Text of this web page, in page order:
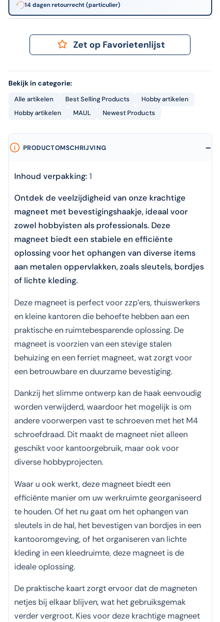
14 dagen retourrecht (particulier)
Zet op Favorietenlijst
Bekijk in categorie:
Alle artikelen Best Selling Products
Hobby artikelen
Hobby artikelen
MAUL Newest Products
PRODUCTOMSCHRIJVING
Inhoud verpakking: 1
Ontdek de veelzijdigheid van onze krachtige
magneet met bevestigingshaakje, ideaal voor
zowel hobbyisten als professionals. Deze
magneet biedt een stabiele en efficiënte
oplossing voor het ophangen van diverse items
aan metalen oppervlakken, zoals sleutels, bordjes
of lichte kleding.
Deze magneet is perfect voor zzp’ers, thuiswerkers
en kleine kantoren die behoefte hebben aan een
praktische en ruimtebesparende oplossing. De
magneet is voorzien van een stevige stalen
behuizing en een ferriet magneet, wat zorgt voor
een betrouwbare en duurzame bevestiging.
Dankzij het slimme ontwerp kan de haak eenvoudig
worden verwijderd, waardoor het mogelijk is om
andere voorwerpen vast te schroeven met het M4
schroefdraad. Dit maakt de magneet niet alleen
geschikt voor kantoorgebruik, maar ook voor
diverse hobbyprojecten.
Waar u ook werkt, deze magneet biedt een
efficiënte manier om uw werkruimte georganiseerd
te houden. Of het nu gaat om het ophangen van
sleutels in de hal, het bevestigen van bordjes in een
kantooromgeving, of het organiseren van lichte
kleding in een kleedruimte, deze magneet is de
ideale oplossing.
De praktische kaart zorgt ervoor dat de magneten
netjes bij elkaar blijven, wat het gebruiksgemak
verder vergroot. Kies voor deze krachtige magneet